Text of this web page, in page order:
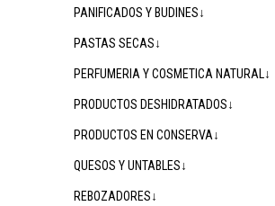
PANIFICADOS Y BUDINES↓
PASTAS SECAS↓
PERFUMERIA Y COSMETICA NATURAL↓
PRODUCTOS DESHIDRATADOS↓
PRODUCTOS EN CONSERVA↓
QUESOS Y UNTABLES↓
REBOZADORES↓